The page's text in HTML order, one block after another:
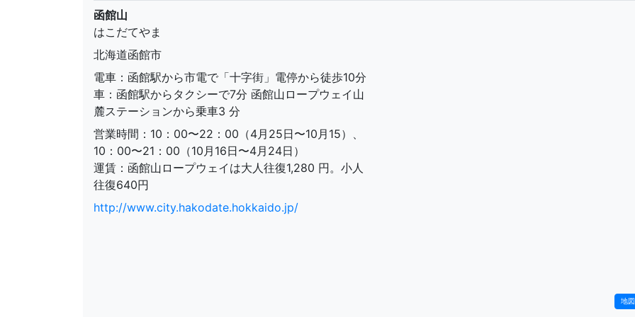
函館山
はこだてやま
北海道函館市
電車：函館駅から市電で「十字街」電停から徒歩10分
車：函館駅からタクシーで7分 函館山ロープウェイ山
麓ステーションから乗車3 分
営業時間：10：00〜22：00（4月25日〜10月15）、
10：00〜21：00（10月16日〜4月24日）
運賃：函館山ロープウェイは大人往復1,280 円。小人
往復640円
http://www.city.hakodate.hokkaido.jp/
地